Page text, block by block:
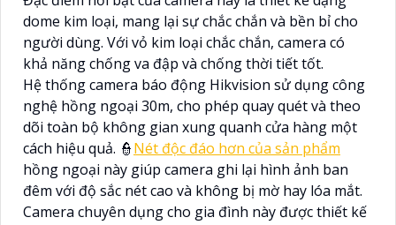
dome kim loại, mang lại sự chắc chắn và bền bỉ cho
người dùng. Với vỏ kim loại chắc chắn, camera có
khả năng chống va đập và chống thời tiết tốt.
Hệ thống camera báo động Hikvision sử dụng công
nghệ hồng ngoại 30m, cho phép quay quét và theo
dõi toàn bộ không gian xung quanh cửa hàng một
cách hiệu quả. 👮Nét độc đáo hơn của sản phẩm
hồng ngoại này giúp camera ghi lại hình ảnh ban
đêm với độ sắc nét cao và không bị mờ hay lóa mắt.
Camera chuyên dụng cho gia đình này được thiết kế